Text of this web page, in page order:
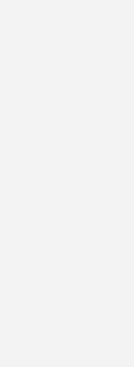
im Kern aus
AVD 1400.
mm
von 0-